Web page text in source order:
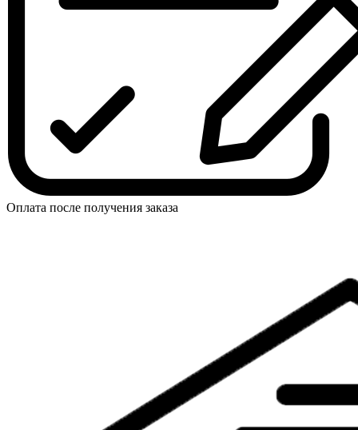
Оплата после получения заказа